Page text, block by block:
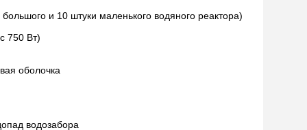
и 10 штуки маленького водяного реактора)
750 Вт)
оболочка
водозабора